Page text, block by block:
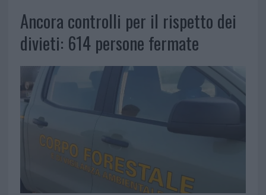
Ancora controlli per il rispetto dei
divieti: 614 persone fermate